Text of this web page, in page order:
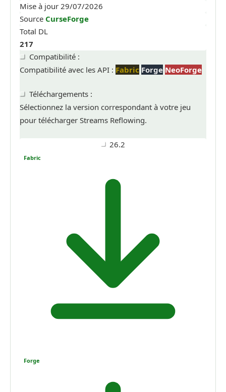
Mise à jour 29/07/2026
Source CurseForge
Total DL
217
Compatibilité :
Compatibilité avec les API : Fabric Forge NeoForge
Téléchargements :
Sélectionnez la version correspondant à votre jeu
pour télécharger Streams Reflowing.
26.2
Fabric
Forge